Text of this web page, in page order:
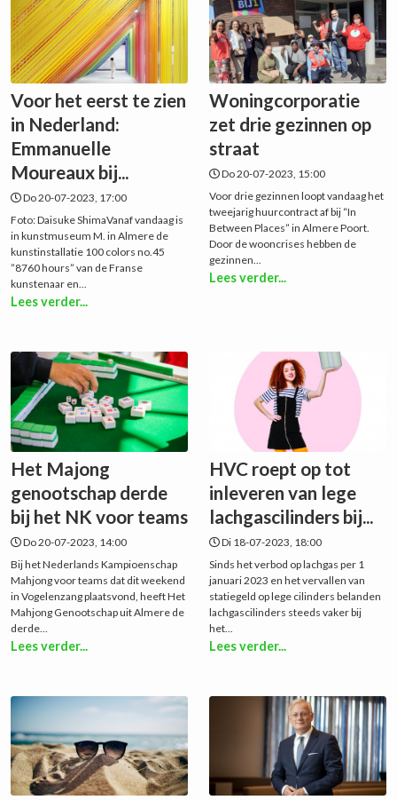
Voor het eerst te zien
in Nederland:
Emmanuelle
Moureaux bij...
Do 20-07-2023, 17:00
Foto: Daisuke ShimaVanaf vandaag is
in kunstmuseum M. in Almere de
kunstinstallatie 100 colors no.45
”8760 hours” van de Franse
kunstenaar en...
Lees verder...
Woningcorporatie
zet drie gezinnen op
straat
Do 20-07-2023, 15:00
Voor drie gezinnen loopt vandaag het
tweejarig huurcontract af bij “In
Between Places” in Almere Poort.
Door de wooncrises hebben de
gezinnen...
Lees verder...
Het Majong
genootschap derde
bij het NK voor teams
Do 20-07-2023, 14:00
Bij het Nederlands Kampioenschap
Mahjong voor teams dat dit weekend
in Vogelenzang plaatsvond, heeft Het
Mahjong Genootschap uit Almere de
derde...
Lees verder...
HVC roept op tot
inleveren van lege
lachgascilinders bij...
Di 18-07-2023, 18:00
Sinds het verbod op lachgas per 1
januari 2023 en het vervallen van
statiegeld op lege cilinders belanden
lachgascilinders steeds vaker bij
het...
Lees verder...